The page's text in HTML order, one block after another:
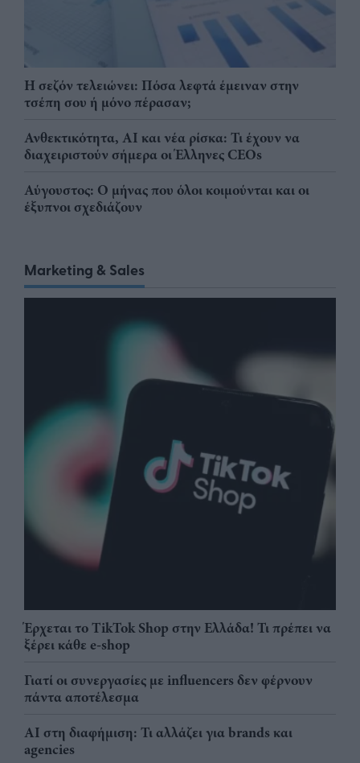
Η σεζόν τελειώνει: Πόσα λεφτά έμειναν στην
τσέπη σου ή μόνο πέρασαν;
Ανθεκτικότητα, AI και νέα ρίσκα: Τι έχουν να
διαχειριστούν σήμερα οι Έλληνες CEOs
Αύγουστος: Ο μήνας που όλοι κοιμούνται και οι
έξυπνοι σχεδιάζουν
Marketing & Sales
Έρχεται το TikTok Shop στην Ελλάδα! Τι πρέπει να
ξέρει κάθε e-shop
Γιατί οι συνεργασίες με influencers δεν φέρνουν
πάντα αποτέλεσμα
AI στη διαφήμιση: Τι αλλάζει για brands και
agencies